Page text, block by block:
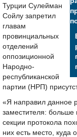
Турции Сулейман
Сойлу запретил
главам
провинциальных
отделений
оппозиционной
Народно-
республиканской
партии (НРП)
«Я направил данное
заместителя: больше
секции протокола
них есть место, куда